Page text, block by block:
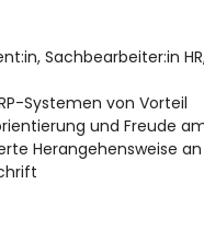
Sachbearbeiter:in
Systemen von Vorteil
und Freude
Herangehensweise